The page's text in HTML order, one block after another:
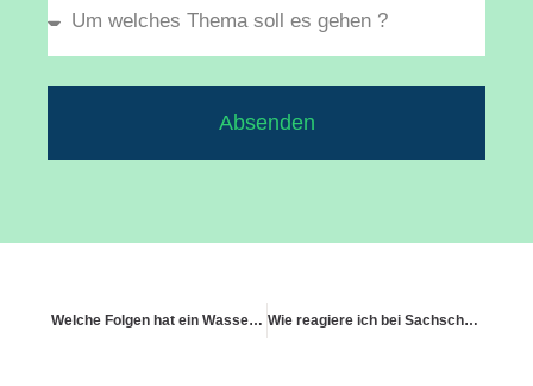
Absenden
Welche Folgen hat ein Wasserschaden durch einen vergessenen Wasserhahn? Wie reagiere ich bei Sachschaden durch Freunde beim Spieleabend?